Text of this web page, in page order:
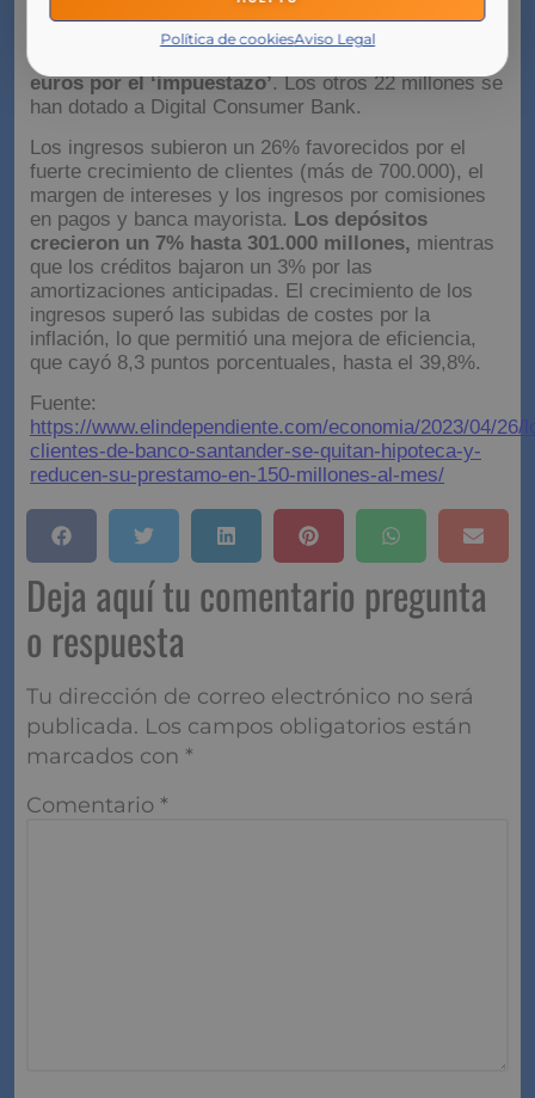
Política de cookiesAviso Legal
dotado 202 millones de euros por este gravamen. En
total,
euros por el ‘impuestazo’. Los otros 22 millones se
han dotado a Digital Consumer Bank.
Los ingresos subieron un 26% favorecidos por el
fuerte crecimiento de clientes (más de 700.000), el
margen de intereses y los ingresos por comisiones
en pagos y banca mayorista. Los depósitos
crecieron un 7% hasta 301.000 millones, mientras
que los créditos bajaron un 3% por las
amortizaciones anticipadas. El crecimiento de los
ingresos superó las subidas de costes por la
inflación, lo que permitió una mejora de eficiencia,
que cayó 8,3 puntos porcentuales, hasta el 39,8%.
Fuente:
https://www.elindependiente.com/economia/2023/04/26/
clientes-de-banco-santander-se-quitan-hipoteca-y-
reducen-su-prestamo-en-150-millones-al-mes/
Deja aquí tu comentario pregunta
o respuesta
Tu dirección de correo electrónico no será
publicada. Los campos obligatorios están
marcados con *
Comentario *